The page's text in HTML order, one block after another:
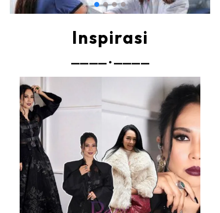
Video
Glow Up Rapi
Hub Ideaktiv
Inspirasi
———— • ————